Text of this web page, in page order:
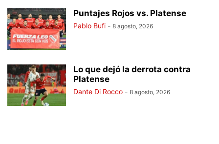
Puntajes Rojos vs. Platense
Pablo Bufi - 8 agosto, 2026
Lo que dejó la derrota contra
Platense
Dante Di Rocco - 8 agosto, 2026